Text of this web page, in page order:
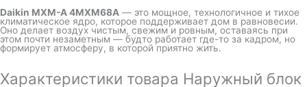
Daikin MXM-A 4MXM68A — это мощное, технологичное и тихое
климатическое ядро, которое поддерживает дом в равновесии.
Оно делает воздух чистым, свежим и ровным, оставаясь при
этом почти незаметным — будто работает где-то за кадром, но
формирует атмосферу, в которой приятно жить.
Характеристики товара Наружный блок